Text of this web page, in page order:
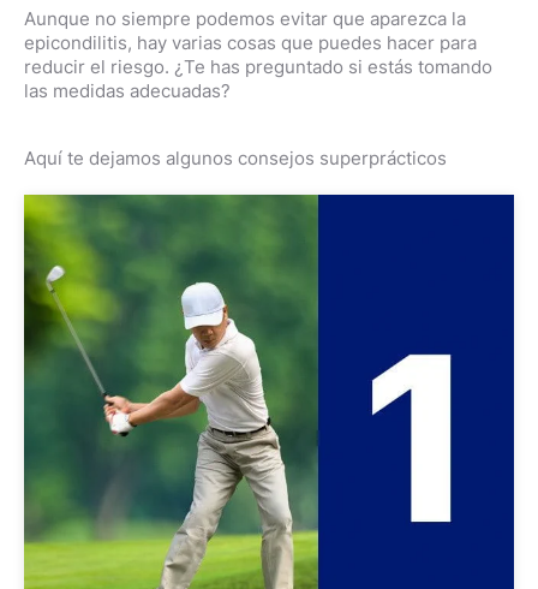
Aunque no siempre podemos evitar que aparezca la
epicondilitis, hay varias cosas que puedes hacer para
reducir el riesgo. ¿Te has preguntado si estás tomando
las medidas adecuadas?
Aquí te dejamos algunos consejos superprácticos